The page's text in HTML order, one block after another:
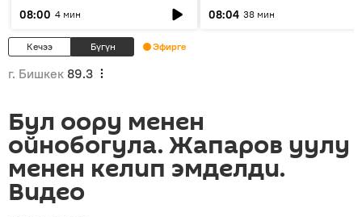
08:00 4 мин
08:04 38 мин
Кечээ Бүгүн Эфирге
г. Бишкек 89.3
Бул оору менен
ойнобогула. Жапаров уулу
менен келип эмделди.
Видео